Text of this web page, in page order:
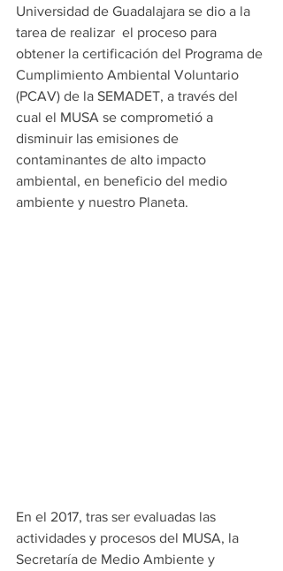
Universidad de Guadalajara se dio a la
tarea de realizar  el proceso para
obtener la certificación del Programa de
Cumplimiento Ambiental Voluntario
(PCAV) de la SEMADET, a través del
cual el MUSA se comprometió a
disminuir las emisiones de
contaminantes de alto impacto
ambiental, en beneficio del medio
ambiente y nuestro Planeta.
En el 2017, tras ser evaluadas las
actividades y procesos del MUSA, la
Secretaría de Medio Ambiente y